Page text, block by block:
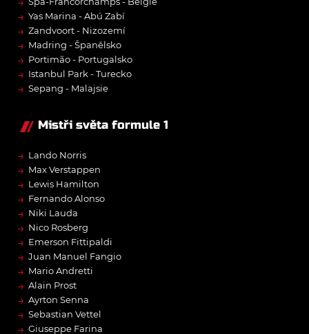
→ Yas Marina - Abú Zabí
→ Zandvoort - Nizozemí
→ Madring - Španělsko
→ Portimão - Portugalsko
→ Istanbul Park - Turecko
→ Sepang - Malajsie
Mistři světa formule 1
→ Lando Norris
→ Max Verstappen
→ Lewis Hamilton
→ Fernando Alonso
→ Niki Lauda
→ Nico Rosberg
→ Emerson Fittipaldi
→ Juan Manuel Fangio
→ Mario Andretti
→ Alain Prost
→ Ayrton Senna
→ Sebastian Vettel
→ Giuseppe Farina